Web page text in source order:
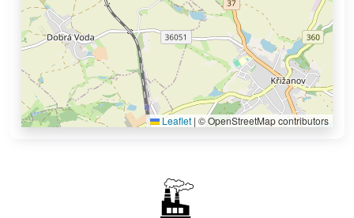
Leaflet | © OpenStreetMap contributors